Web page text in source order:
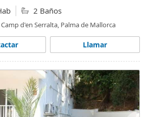
2 Baños
d'en Serralta, Palma de Mallorca
Llamar